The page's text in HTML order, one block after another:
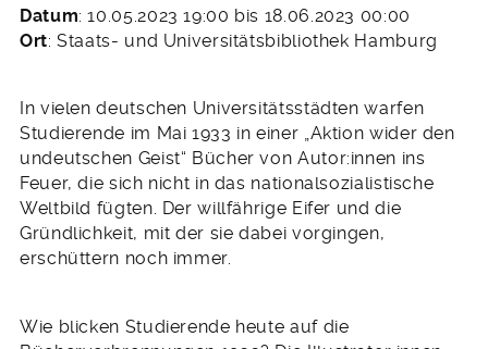
Datum: 10.05.2023 19:00 bis 18.06.2023 00:00
Ort: Staats- und Universitätsbibliothek Hamburg
In vielen deutschen Universitätsstädten warfen
Studierende im Mai 1933 in einer „Aktion wider den
undeutschen Geist“ Bücher von Autor:innen ins
Feuer, die sich nicht in das nationalsozialistische
Weltbild fügten. Der willfährige Eifer und die
Gründlichkeit, mit der sie dabei vorgingen,
erschüttern noch immer.
Wie blicken Studierende heute auf die